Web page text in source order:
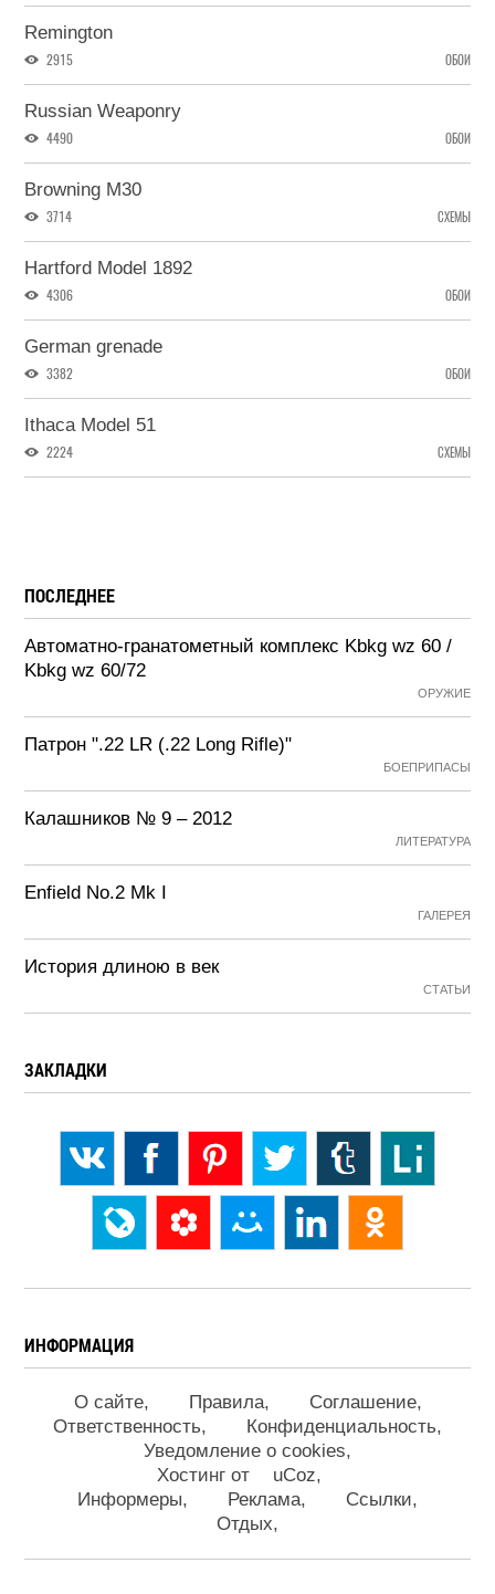
Remington
2915 ОБОИ
Russian Weaponry
4490 ОБОИ
Browning M30
3714 СХЕМЫ
Hartford Model 1892
4306 ОБОИ
German grenade
3382 ОБОИ
Ithaca Model 51
2224 СХЕМЫ
ПОСЛЕДНЕЕ
Автоматно-гранатометный комплекс Kbkg wz 60 /
Kbkg wz 60/72
ОРУЖИЕ
Патрон ".22 LR (.22 Long Rifle)"
БОЕПРИПАСЫ
Калашников № 9 – 2012
ЛИТЕРАТУРА
Enfield No.2 Mk I
ГАЛЕРЕЯ
История длиною в век
СТАТЬИ
ЗАКЛАДКИ
ИНФОРМАЦИЯ
О сайте Правила
Соглашение
Ответственность
Конфиденциальность
Уведомление о cookies
Хостинг от
uCoz
Информеры
Реклама
Ссылки
Отдых